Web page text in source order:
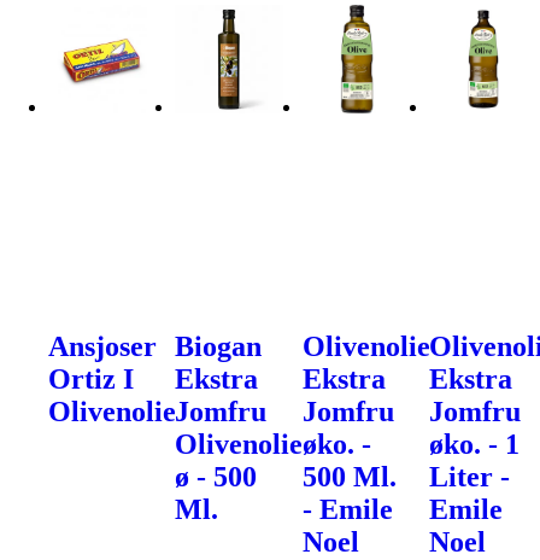
Ansjoser
Ortiz I
Olivenolie
Biogan
Ekstra
Jomfru
Olivenolie
ø - 500
Ml.
Olivenolie
Ekstra
Jomfru
øko. -
500 Ml.
- Emile
Noel
Ekstra
Jomfru
øko. - 1
Liter -
Emile
Noel